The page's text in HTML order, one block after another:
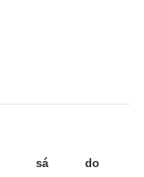
sá do